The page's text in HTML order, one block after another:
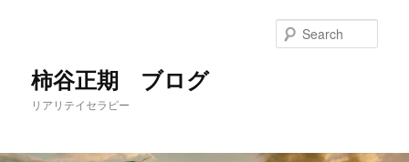
柿谷正期 ブログ
リアリテイセラピー